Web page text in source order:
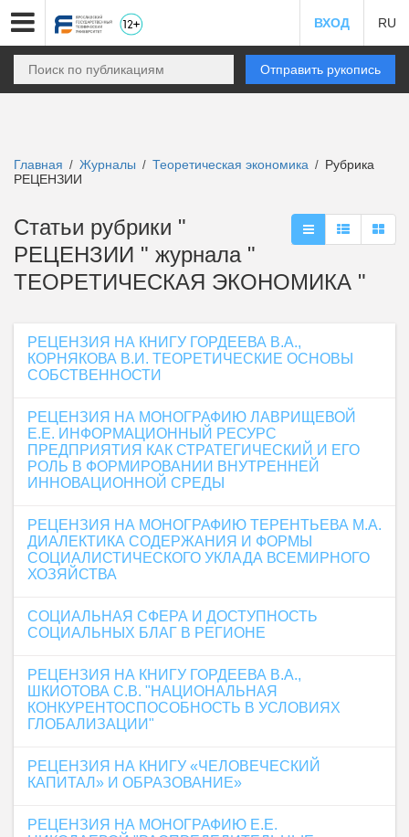
ВХОД RU
Отправить рукопись
Главная / Журналы / Теоретическая экономика / Рубрика
РЕЦЕНЗИИ
Статьи рубрики "
РЕЦЕНЗИИ " журнала "
ТЕОРЕТИЧЕСКАЯ ЭКОНОМИКА "
РЕЦЕНЗИЯ НА КНИГУ ГОРДЕЕВА В.А.,
КОРНЯКОВА В.И. ТЕОРЕТИЧЕСКИЕ ОСНОВЫ
СОБСТВЕННОСТИ
РЕЦЕНЗИЯ НА МОНОГРАФИЮ ЛАВРИЩЕВОЙ
Е.Е. ИНФОРМАЦИОННЫЙ РЕСУРС
ПРЕДПРИЯТИЯ КАК СТРАТЕГИЧЕСКИЙ И ЕГО
РОЛЬ В ФОРМИРОВАНИИ ВНУТРЕННЕЙ
ИННОВАЦИОННОЙ СРЕДЫ
РЕЦЕНЗИЯ НА МОНОГРАФИЮ ТЕРЕНТЬЕВА М.А.
ДИАЛЕКТИКА СОДЕРЖАНИЯ И ФОРМЫ
СОЦИАЛИСТИЧЕСКОГО УКЛАДА ВСЕМИРНОГО
ХОЗЯЙСТВА
СОЦИАЛЬНАЯ СФЕРА И ДОСТУПНОСТЬ
СОЦИАЛЬНЫХ БЛАГ В РЕГИОНЕ
РЕЦЕНЗИЯ НА КНИГУ ГОРДЕЕВА В.А.,
ШКИОТОВА С.В. "НАЦИОНАЛЬНАЯ
КОНКУРЕНТОСПОСОБНОСТЬ В УСЛОВИЯХ
ГЛОБАЛИЗАЦИИ"
РЕЦЕНЗИЯ НА КНИГУ «ЧЕЛОВЕЧЕСКИЙ
КАПИТАЛ» И ОБРАЗОВАНИЕ»
РЕЦЕНЗИЯ НА МОНОГРАФИЮ Е.Е.